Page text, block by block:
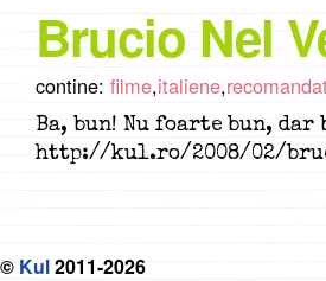
Brucio Nel
contine: filme,italiene,
Ba, bun! Nu foarte bun,
http://kul.ro/2008/02/
© Kul2011-2026